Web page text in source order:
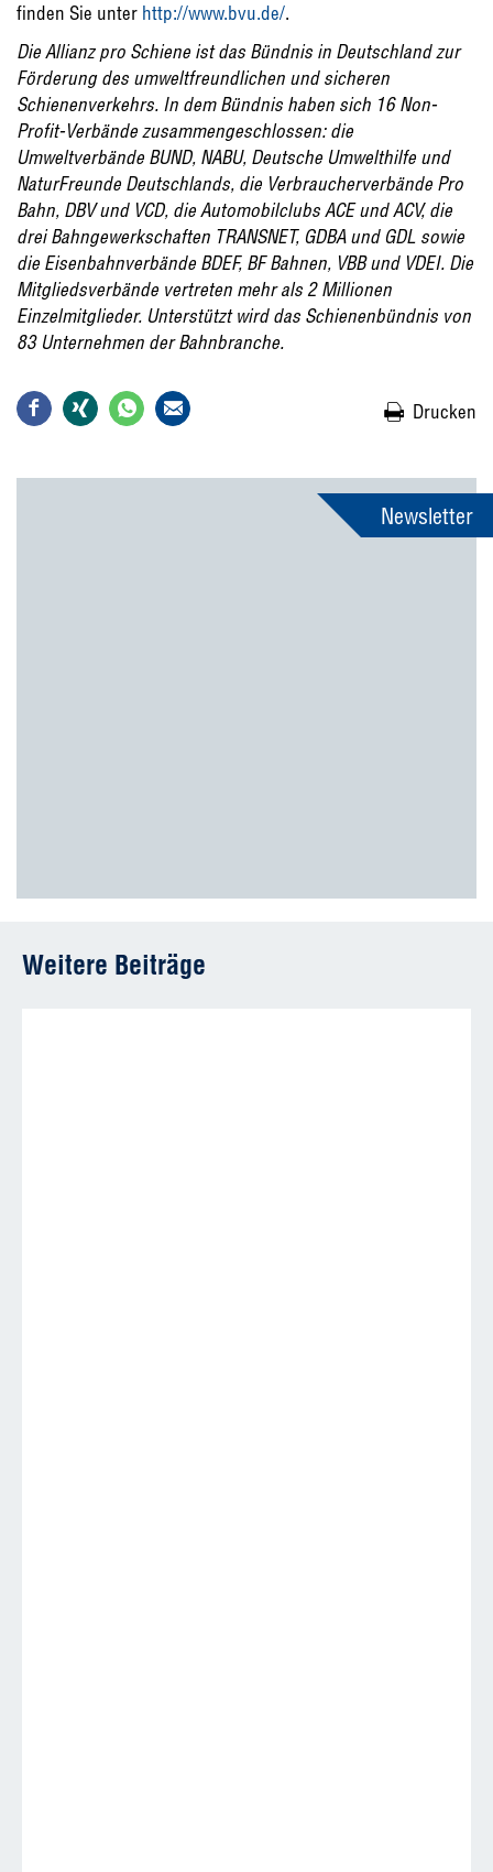
finden Sie unter http://www.bvu.de/.
Die Allianz pro Schiene ist das Bündnis in Deutschland zur
Förderung des umweltfreundlichen und sicheren
Schienenverkehrs. In dem Bündnis haben sich 16 Non-
Profit-Verbände zusammengeschlossen: die
Umweltverbände BUND, NABU, Deutsche Umwelthilfe und
NaturFreunde Deutschlands, die Verbraucherverbände Pro
Bahn, DBV und VCD, die Automobilclubs ACE und ACV, die
drei Bahngewerkschaften TRANSNET, GDBA und GDL sowie
die Eisenbahnverbände BDEF, BF Bahnen, VBB und VDEI. Die
Mitgliedsverbände vertreten mehr als 2 Millionen
Einzelmitglieder. Unterstützt wird das Schienenbündnis von
83 Unternehmen der Bahnbranche.
Drucken
Newsletter
Weitere Beiträge